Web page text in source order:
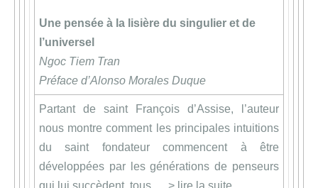
Une pensée à la lisière du singulier et de
l’universel
Ngoc Tiem Tran
Préface d’Alonso Morales Duque
Partant de saint François d’Assise, l’auteur
nous montre comment les principales intuitions
du saint fondateur commencent à être
développées par les générations de penseurs